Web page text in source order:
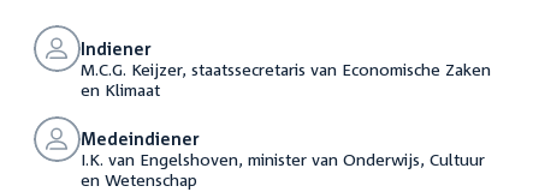
Indiener
M.C.G. Keijzer, staatssecretaris van Economische Zaken
en Klimaat
Medeindiener
I.K. van Engelshoven, minister van Onderwijs, Cultuur
en Wetenschap